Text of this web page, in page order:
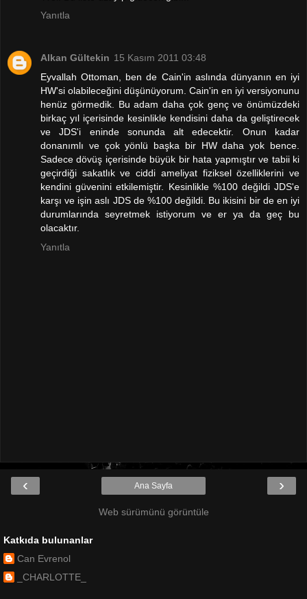
Yanıtla
Alkan Gültekin 15 Kasım 2011 03:48
Eyvallah Ottoman, ben de Cain'in aslında dünyanın en iyi
HW'si olabileceğini düşünüyorum. Cain'in en iyi versiyonunu
henüz görmedik. Bu adam daha çok genç ve önümüzdeki
birkaç yıl içerisinde kesinlikle kendisini daha da geliştirecek
ve JDS'i eninde sonunda alt edecektir. Onun kadar
donanımlı ve çok yönlü başka bir HW daha yok bence.
Sadece dövüş içerisinde büyük bir hata yapmıştır ve tabii ki
geçirdiği sakatlık ve ciddi ameliyat fiziksel özelliklerini ve
kendini güvenini etkilemiştir. Kesinlikle %100 değildi JDS'e
karşı ve işin aslı JDS de %100 değildi. Bu ikisini bir de en iyi
durumlarında seyretmek istiyorum ve er ya da geç bu
olacaktır.
Yanıtla
‹ ›
Ana Sayfa
Web sürümünü görüntüle
Katkıda bulunanlar
Can Evrenol
_CHARLOTTE_